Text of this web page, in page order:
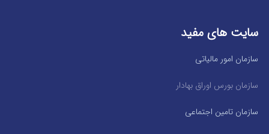
سایت های مفید
سازمان امور مالیاتی
سازمان بورس اوراق بهادار
سازمان تامین اجتماعی